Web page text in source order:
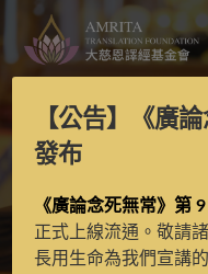
>
【公告】 《廣
發布
《廣論念死無常》第
正式上線流通。敬請
長用生命為我們宣講